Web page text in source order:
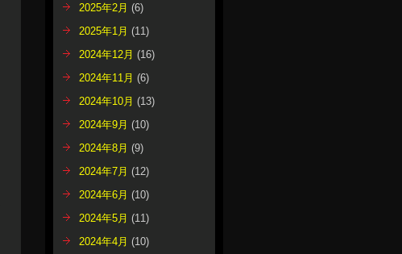
2025年2月 (6)
2025年1月 (11)
2024年12月 (16)
2024年11月 (6)
2024年10月 (13)
2024年9月 (10)
2024年8月 (9)
2024年7月 (12)
2024年6月 (10)
2024年5月 (11)
2024年4月 (10)